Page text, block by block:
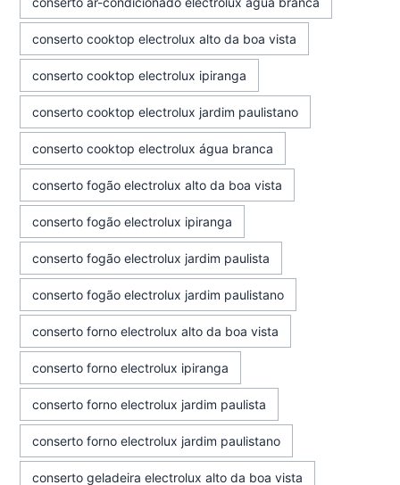
conserto cooktop electrolux alto da boa vista
conserto cooktop electrolux ipiranga
conserto cooktop electrolux jardim paulistano
conserto cooktop electrolux água branca
conserto fogão electrolux alto da boa vista
conserto fogão electrolux ipiranga
conserto fogão electrolux jardim paulista
conserto fogão electrolux jardim paulistano
conserto forno electrolux alto da boa vista
conserto forno electrolux ipiranga
conserto forno electrolux jardim paulista
conserto forno electrolux jardim paulistano
conserto geladeira electrolux alto da boa vista